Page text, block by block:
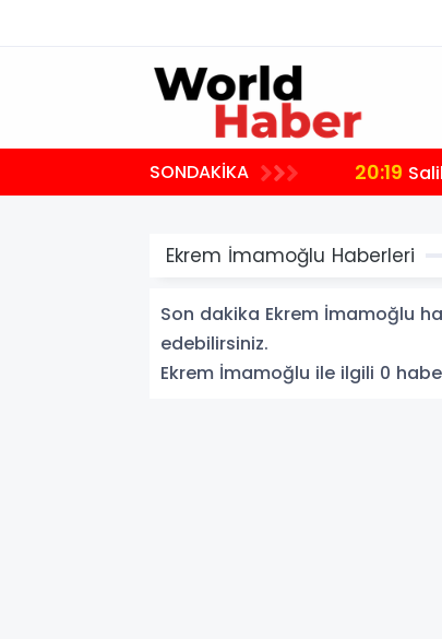
SONDAKİKA 20:19
Ekrem İmamoğlu Haberleri
Son dakika Ekrem İmamoğlu
edebilirsiniz.
Ekrem İmamoğlu ile ilgili 0